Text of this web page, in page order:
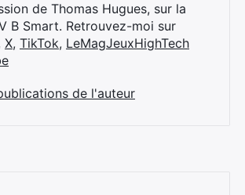
de Thomas Hugues, sur la
B Smart. Retrouvez-moi sur
X, TikTok, LeMagJeuxHighTech
de l'auteur